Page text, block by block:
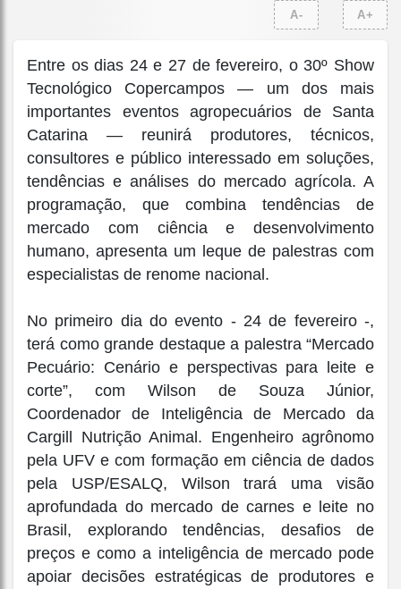
A- A+
Entre os dias 24 e 27 de fevereiro, o 30º Show
Tecnológico Copercampos — um dos mais
importantes eventos agropecuários de Santa
Catarina — reunirá produtores, técnicos,
consultores e público interessado em soluções,
tendências e análises do mercado agrícola. A
programação, que combina tendências de
mercado com ciência e desenvolvimento
humano, apresenta um leque de palestras com
especialistas de renome nacional.
No primeiro dia do evento - 24 de fevereiro -,
terá como grande destaque a palestra “Mercado
Pecuário: Cenário e perspectivas para leite e
corte”, com Wilson de Souza Júnior,
Coordenador de Inteligência de Mercado da
Cargill Nutrição Animal. Engenheiro agrônomo
pela UFV e com formação em ciência de dados
pela USP/ESALQ, Wilson trará uma visão
aprofundada do mercado de carnes e leite no
Brasil, explorando tendências, desafios de
preços e como a inteligência de mercado pode
apoiar decisões estratégicas de produtores e